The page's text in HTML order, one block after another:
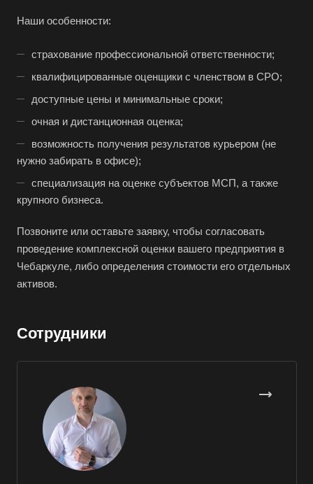
Наши особенности:
страхование профессиональной ответственности;
квалифицированные оценщики с членством в СРО;
доступные цены и минимальные сроки;
очная и дистанционная оценка;
возможность получения результатов курьером (не
нужно забирать в офисе);
специализация на оценке субъектов МСП, а также
крупного бизнеса.
Позвоните или оставьте заявку, чтобы согласовать
проведение комплексной оценки вашего предприятия в
Чебаркуле, либо определения стоимости его отдельных
активов.
Сотрудники
Брянск
Бугуруслан
Бузулук
Буй
Буйнакск
Бутурлиновка
Великий Устюг
Вельск
Верхний Уфалей
Видное
Владивосток
Владикавказ
Владимир